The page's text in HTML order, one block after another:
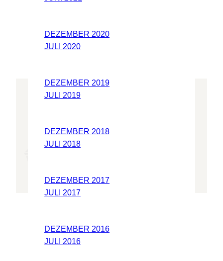
DEZEMBER 2020
JULI 2020
DEZEMBER 2019
JULI 2019
DEZEMBER 2018
JULI 2018
DEZEMBER 2017
JULI 2017
DEZEMBER 2016
JULI 2016